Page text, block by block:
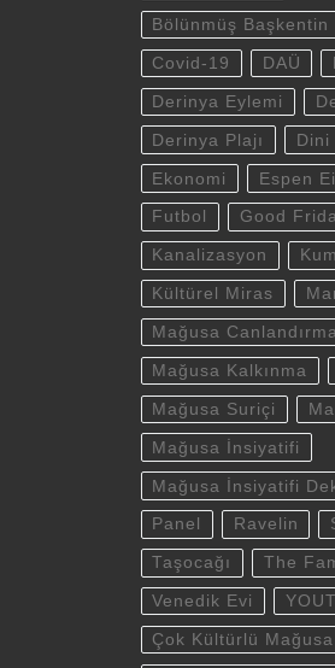
Bölünmüş Başkentin
Covid-19 DAÜ
Derinya Eylemi
Derinya Plajı Dini
Ekonomi Espen
Futbol Good
Kanalizasyon
Kültürel Miras
Mağusa
Mağusa Kalkınma
Mağusa Suriçi
Mağusa İnsiyatifi
Mağusa İnsiyatifi
Panel Ravelin
Taşocağı The
Venedik Evi
Çok Kültürlü Mağusa